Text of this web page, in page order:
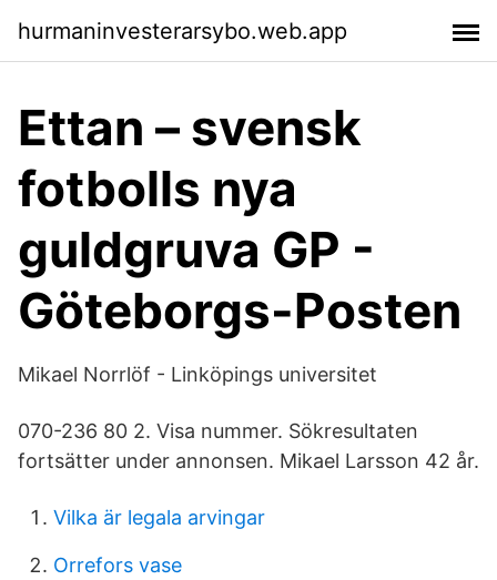
hurmaninvesterarsybo.web.app
Ettan – svensk
fotbolls nya
guldgruva GP -
Göteborgs-Posten
Mikael Norrlöf - Linköpings universitet
070-236 80 2. Visa nummer. Sökresultaten
fortsätter under annonsen. Mikael Larsson 42 år.
Vilka är legala arvingar
Orrefors vase